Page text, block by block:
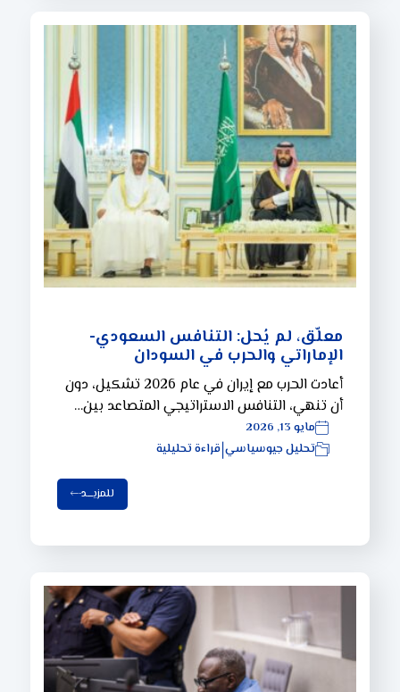
معلّق، لم يُحل: التنافس السعودي-
الإماراتي والحرب في السودان
أعادت الحرب مع إيران في عام 2026 تشكيل، دون
أن تنهي، التنافس الاستراتيجي المتصاعد بين…
مايو 13, 2026
تحليل جيوسياسي |قراءة تحليلية
للمزيـــد